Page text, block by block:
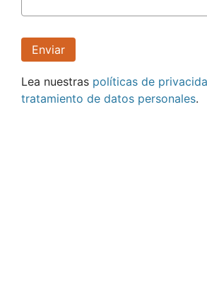
Lea nuestras políticas de
tratamiento de datos personales.